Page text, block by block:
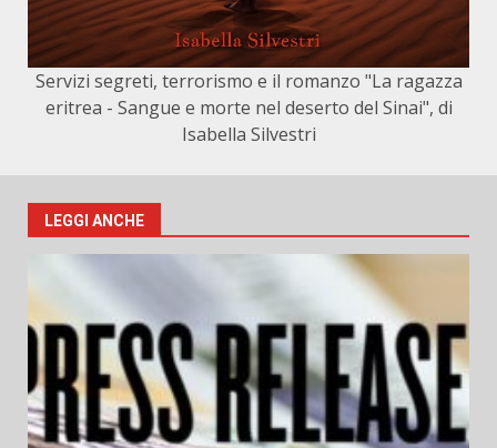
Servizi segreti, terrorismo e il romanzo "La ragazza
eritrea - Sangue e morte nel deserto del Sinai", di
Isabella Silvestri
LEGGI ANCHE